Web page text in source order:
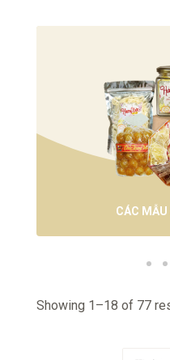
CÁC MẪU
Showing 1–18 of 77